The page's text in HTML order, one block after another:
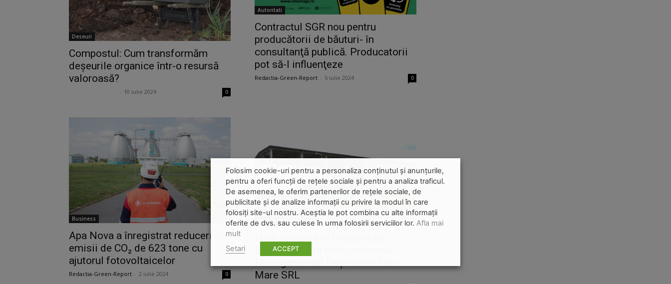
Deseuri
Compostul: Cum transformăm
deșeurile organice într-o resursă
valoroasă?
10 iulie 2024 0
Autoritati
Contractul SGR nou pentru
producătorii de băuturi- în
consultanţă publică. Producatorii
pot să-l influenţeze
Redactia-Green-Report 5 iulie 2024 0
Business
Apa Nova a înregistrat reduceri de
emisii de CO₂ de 623 tone cu
ajutorul fotovoltaicelor
Redactia-Green-Report 2 iulie 2024 0
Autoritati
Ecologic Doba este compania
Mare SRL
Folosim cookie-uri pentru a personaliza conținutul și anunțurile,
pentru a oferi funcții de rețele sociale și pentru a analiza traficul.
De asemenea, le oferim partenerilor de rețele sociale, de
publicitate și de analize informații cu privire la modul în care
folosiți site-ul nostru. Aceștia le pot combina cu alte informații
oferite de dvs. sau culese în urma folosirii serviciilor lor. Afla mai
mult
Setari
ACCEPT